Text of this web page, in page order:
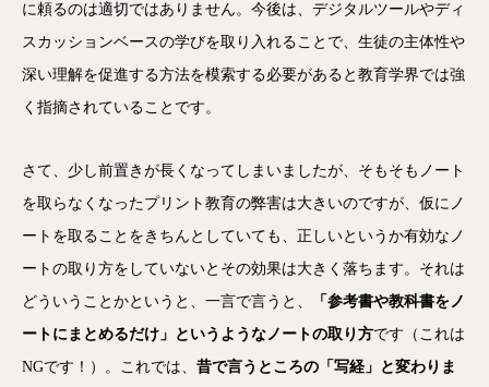
に頼るのは適切ではありません。今後は、デジタルツールやディ
スカッションベースの学びを取り入れることで、生徒の主体性や
深い理解を促進する方法を模索する必要があると教育学界では強
く指摘されていることです。
さて、少し前置きが長くなってしまいましたが、そもそもノート
を取らなくなったプリント教育の弊害は大きいのですが、仮にノ
ートを取ることをきちんとしていても、正しいというか有効なノ
ートの取り方をしていないとその効果は大きく落ちます。それは
どういうことかというと、一言で言うと、
「参考書や教科書をノ
ートにまとめるだけ」というようなノートの取り方です（これは
NGです！）。これでは、 昔で言うところの「写経」と変わりま